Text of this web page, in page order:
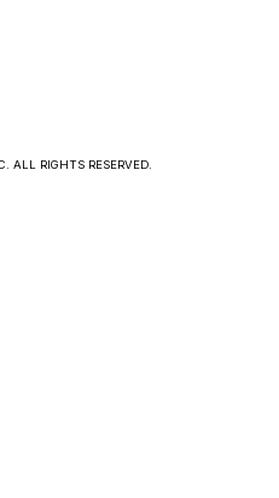
RIGHTS RESERVED.